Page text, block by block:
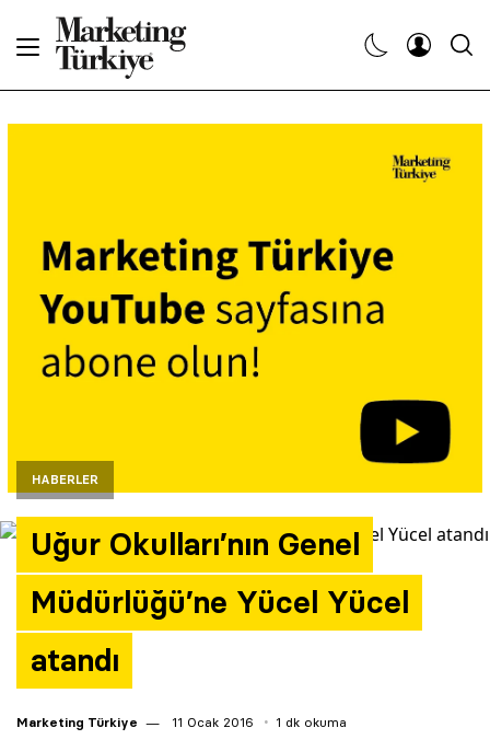
HABERLER
Uğur Okulları’nın Genel
Müdürlüğü’ne Yücel Yücel
atandı
Marketing Türkiye 11 Ocak 2016 1 dk okuma
Dergiler
Etkinlikler
Yazarlar
Araştırma